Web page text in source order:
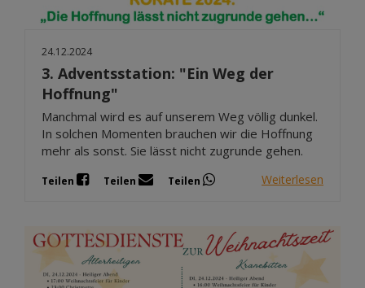
24.12.2024
3. Adventsstation: "Ein Weg der
Hoffnung"
Manchmal wird es auf unserem Weg völlig dunkel.
In solchen Momenten brauchen wir die Hoffnung
mehr als sonst. Sie lässt nicht zugrunde gehen.
Teilen Teilen Teilen Weiterlesen